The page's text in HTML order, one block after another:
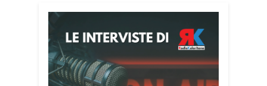
Il programma dedica spazio anche ai
temi della pace e della cooperazione
nel Mediterraneo. Oggi pomeriggio, alla
Mediateca del Mediterraneo (MEM),
l’incontro con l’arcivescovo monsignor